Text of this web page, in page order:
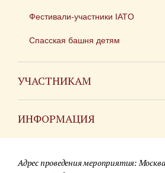
Фестивали-участники IATO
Спасская башня детям
УЧАСТНИКАМ
ИНФОРМАЦИЯ
Для СМИ
Адрес проведения мероприятия: